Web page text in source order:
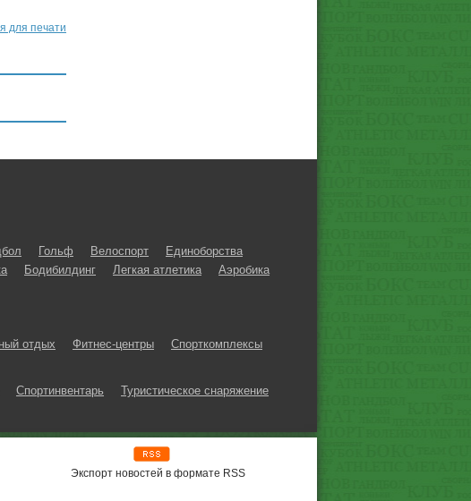
для печати
Гольф Велоспорт
Единоборства
Бодибилдинг Легкая атлетика
Аэробика
отдых Фитнес-центры
Спорткомплексы
Спортинвентарь
Туристическое снаряжение
Экспорт новостей в формате RSS